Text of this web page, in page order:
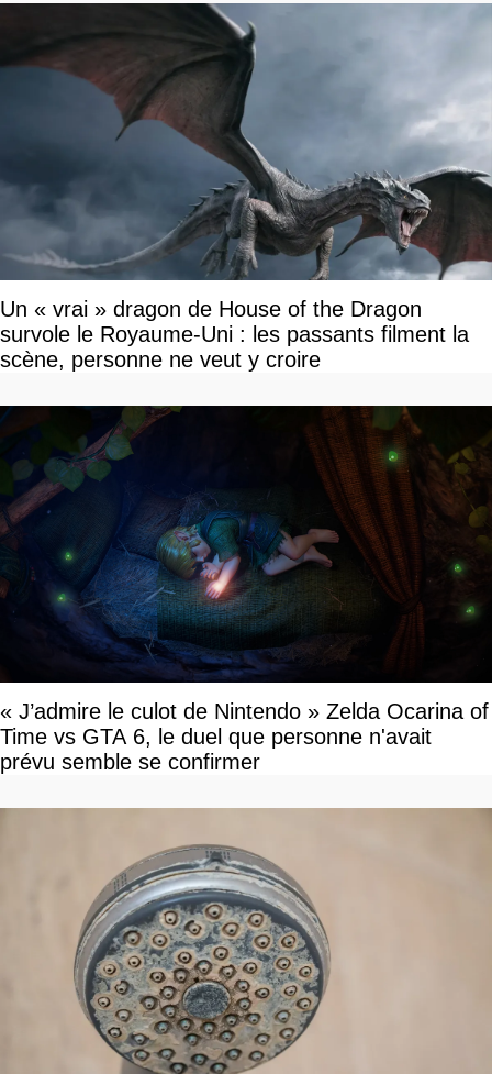
Un « vrai » dragon de House of the Dragon
survole le Royaume-Uni : les passants filment la
scène, personne ne veut y croire
« J’admire le culot de Nintendo » Zelda Ocarina of
Time vs GTA 6, le duel que personne n'avait
prévu semble se confirmer